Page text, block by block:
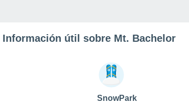
Información útil sobre Mt. Bachelor
SnowPark